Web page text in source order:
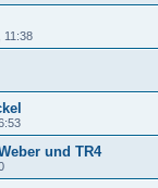
11:38
und TR4